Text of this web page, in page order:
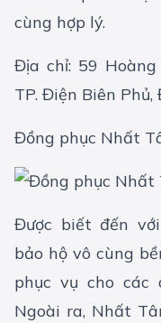
cùng hợp lý.
Địa chỉ: 59 Hoàng
TP. Điện Biên Phủ,
Đồng phục Nhất
Được biết đến
bảo hộ vô cùng
phục vụ cho các
Ngoài ra, Nhất